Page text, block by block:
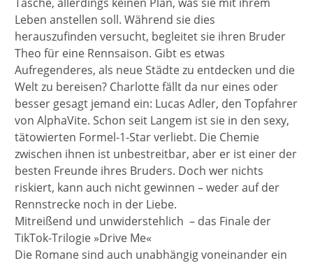
Leben anstellen soll. Während sie dies
herauszufinden versucht, begleitet sie ihren Bruder
Theo für eine Rennsaison. Gibt es etwas
Aufregenderes, als neue Städte zu entdecken und die
Welt zu bereisen? Charlotte fällt da nur eines oder
besser gesagt jemand ein: Lucas Adler, den Topfahrer
von AlphaVite. Schon seit Langem ist sie in den sexy,
tätowierten Formel-1-Star verliebt. Die Chemie
zwischen ihnen ist unbestreitbar, aber er ist einer der
besten Freunde ihres Bruders. Doch wer nichts
riskiert, kann auch nicht gewinnen – weder auf der
Rennstrecke noch in der Liebe.
Mitreißend und unwiderstehlich – das Finale der
TikTok-Trilogie »Drive Me«
Die Romane sind auch unabhängig voneinander ein